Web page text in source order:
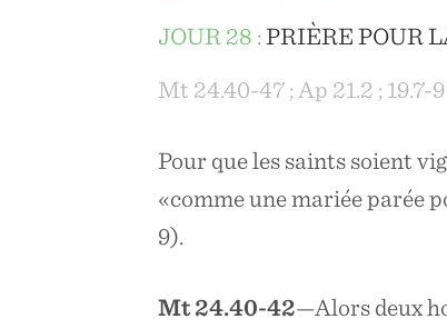
JOUR 28 :PRIÈRE POUR
Mt 24.40-47 ; Ap 21.2 ; 19.7-9
Pour que les saints soient
«comme une mariée parée
9).
Mt 24.40-42—Alors deux